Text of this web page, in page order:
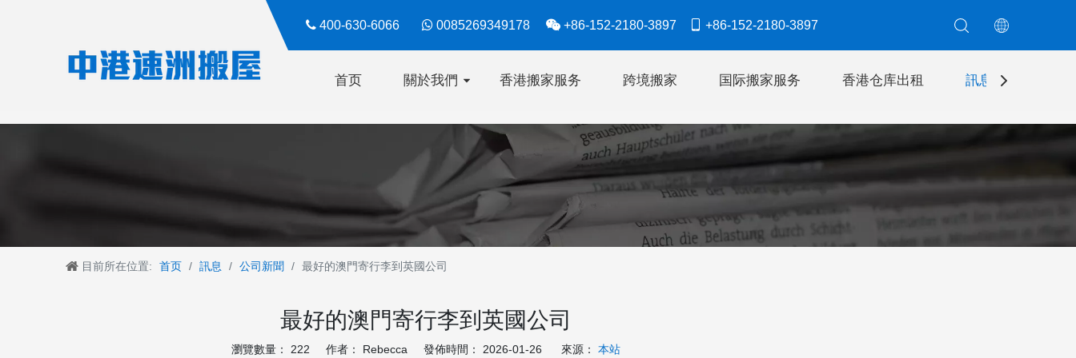
 400-630-6066  0085269349178  +86-152-2180-3897  +86-152-2180-3897​​​​​​​
首页 關於我們 香港搬家服务 跨境搬家 国际搬家服务 香港仓库出租 訊息
目前所在位置: 首页 / 訊息 / 公司新聞 / 最好的澳門寄行李到英國公司
最好的澳門寄行李到英國公司
瀏覽數量： 222 作者： Rebecca 發佈時間： 2026-01-26 來源： 本站